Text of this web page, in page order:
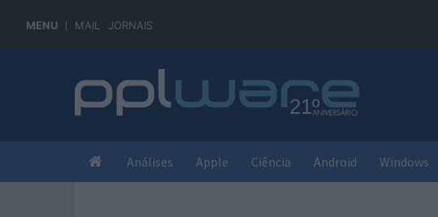
MENU MAIL JORNAIS
Análises Apple Ciência Android Windows